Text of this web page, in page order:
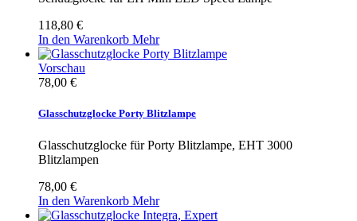
118,80 €
In den Warenkorb Mehr
Vorschau
78,00 €
Glasschutzglocke Porty Blitzlampe
Glasschutzglocke für Porty Blitzlampe, EHT 3000
Blitzlampen
78,00 €
In den Warenkorb Mehr